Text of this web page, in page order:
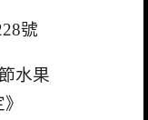
號
水果